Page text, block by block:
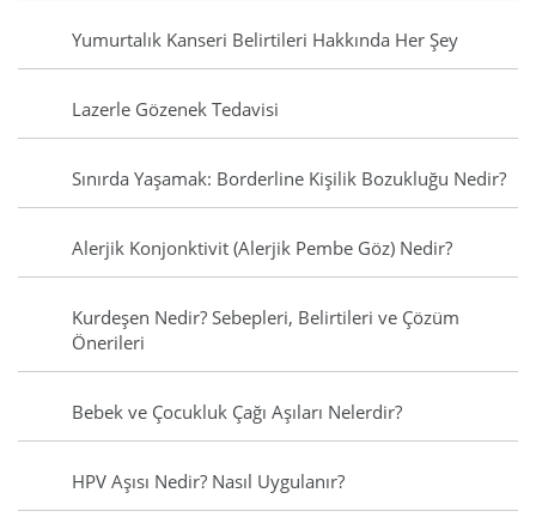
Yumurtalık Kanseri Belirtileri Hakkında Her Şey
Lazerle Gözenek Tedavisi
Sınırda Yaşamak: Borderline Kişilik Bozukluğu Nedir?
Alerjik Konjonktivit (Alerjik Pembe Göz) Nedir?
Kurdeşen Nedir? Sebepleri, Belirtileri ve Çözüm
Önerileri
Bebek ve Çocukluk Çağı Aşıları Nelerdir?
HPV Aşısı Nedir? Nasıl Uygulanır?